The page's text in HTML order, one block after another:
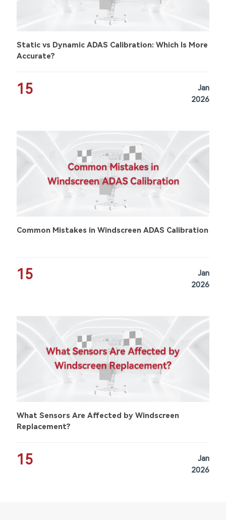
Static vs Dynamic ADAS Calibration: Which Is More
Accurate?
15
Jan
2026
Common Mistakes in Windscreen ADAS Calibration
15
Jan
2026
What Sensors Are Affected by Windscreen
Replacement?
15
Jan
2026